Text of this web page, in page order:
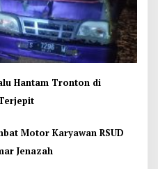
Hantam Tronton di
Motor Karyawan RSUD
Jenazah